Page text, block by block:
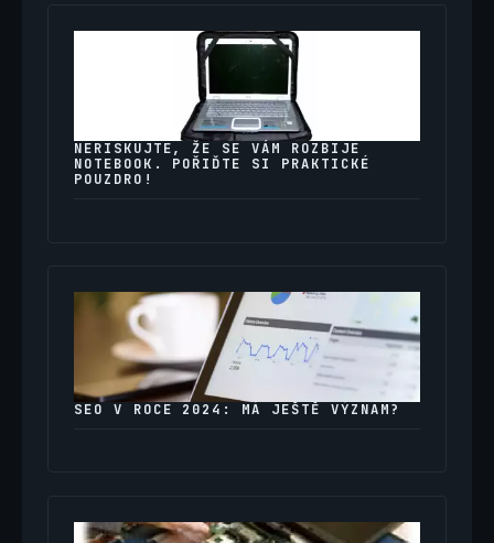
NERISKUJTE, ŽE SE VÁM ROZBIJE
NOTEBOOK. POŘIĎTE SI PRAKTICKÉ
POUZDRO!
SEO V ROCE 2024: MÁ JEŠTĚ VÝZNAM?